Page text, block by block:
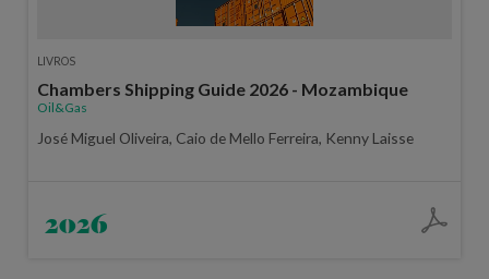
LIVROS
Chambers Shipping Guide 2026 - Mozambique
Oil&Gas
José Miguel Oliveira, Caio de Mello Ferreira, Kenny Laisse
2026